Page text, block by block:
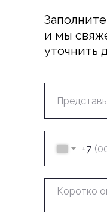
и мы
уточнить
+7